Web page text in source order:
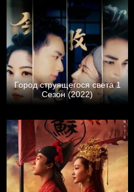
Город струящегося света 1
Сезон (2022)